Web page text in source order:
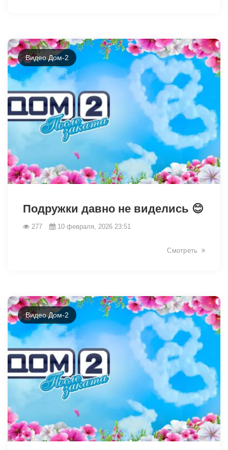
Видео Дом-2
Подружки давно не виделись 😊
277 10 февраля, 2026 23:51
Смотреть
Видео Дом-2